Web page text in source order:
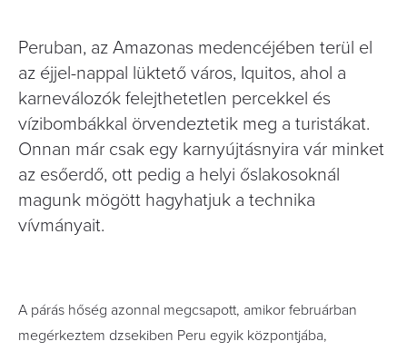
Peruban, az Amazonas medencéjében terül el
az éjjel-nappal lüktető város, Iquitos, ahol a
karneválozók felejthetetlen percekkel és
vízibombákkal örvendeztetik meg a turistákat.
Onnan már csak egy karnyújtásnyira vár minket
az esőerdő, ott pedig a helyi őslakosoknál
magunk mögött hagyhatjuk a technika
vívmányait.
A párás hőség azonnal megcsapott, amikor februárban
megérkeztem dzsekiben Peru egyik központjába,